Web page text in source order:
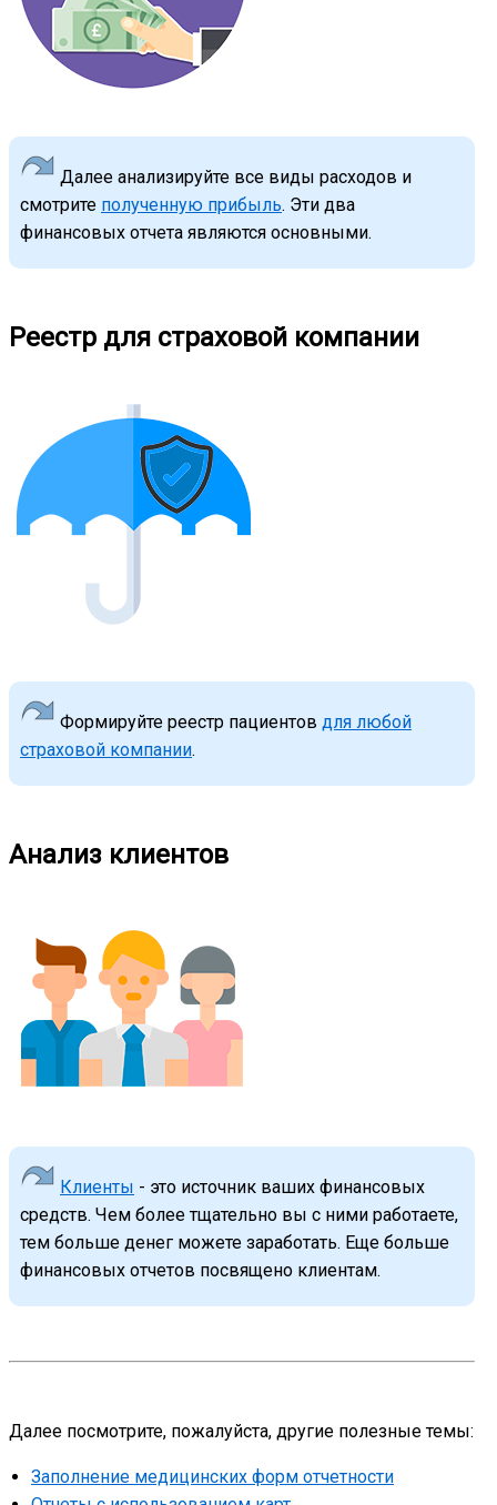
Далее анализируйте все виды расходов и
смотрите полученную прибыль. Эти два
финансовых отчета являются основными.
Реестр для страховой компании
Формируйте реестр пациентов для любой
страховой компании.
Анализ клиентов
Клиенты - это источник ваших финансовых
средств. Чем более тщательно вы с ними работаете,
тем больше денег можете заработать. Еще больше
финансовых отчетов посвящено клиентам.
Далее посмотрите, пожалуйста, другие полезные темы:
Заполнение медицинских форм отчетности